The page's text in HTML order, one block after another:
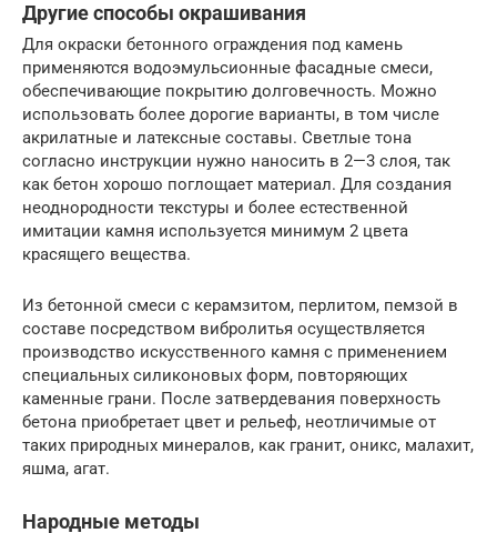
Другие способы окрашивания
Для окраски бетонного ограждения под камень
применяются водоэмульсионные фасадные смеси,
обеспечивающие покрытию долговечность. Можно
использовать более дорогие варианты, в том числе
акрилатные и латексные составы. Светлые тона
согласно инструкции нужно наносить в 2—3 слоя, так
как бетон хорошо поглощает материал. Для создания
неоднородности текстуры и более естественной
имитации камня используется минимум 2 цвета
красящего вещества.
Из бетонной смеси с керамзитом, перлитом, пемзой в
составе посредством вибролитья осуществляется
производство искусственного камня с применением
специальных силиконовых форм, повторяющих
каменные грани. После затвердевания поверхность
бетона приобретает цвет и рельеф, неотличимые от
таких природных минералов, как гранит, оникс, малахит,
яшма, агат.
Народные методы